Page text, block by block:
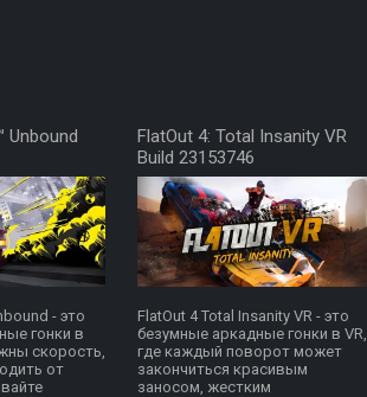
Unbound
- это
гонки в
скорость,
от
FlatOut 4: Total Insanity VR
Build 23153746
FlatOut 4 Total Insanity VR - это
безумные аркадные гонки в VR,
где каждый поворот может
закончиться красивым
заносом, жестким